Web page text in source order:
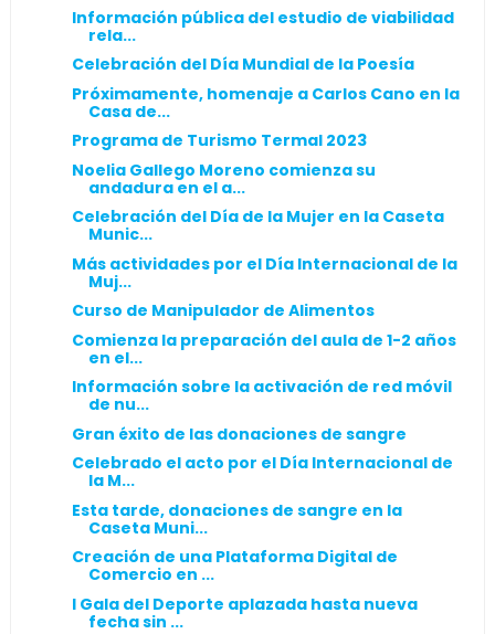
Información pública del estudio de viabilidad
rela...
Celebración del Día Mundial de la Poesía
Próximamente, homenaje a Carlos Cano en la
Casa de...
Programa de Turismo Termal 2023
Noelia Gallego Moreno comienza su
andadura en el a...
Celebración del Día de la Mujer en la Caseta
Munic...
Más actividades por el Día Internacional de la
Muj...
Curso de Manipulador de Alimentos
Comienza la preparación del aula de 1-2 años
en el...
Información sobre la activación de red móvil
de nu...
Gran éxito de las donaciones de sangre
Celebrado el acto por el Día Internacional de
la M...
Esta tarde, donaciones de sangre en la
Caseta Muni...
Creación de una Plataforma Digital de
Comercio en ...
I Gala del Deporte aplazada hasta nueva
fecha sin ...